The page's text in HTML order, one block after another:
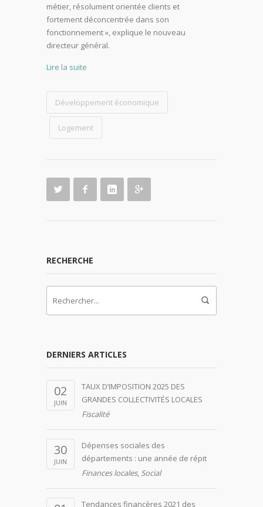
métier, résolument orientée clients et
fortement déconcentrée dans son
fonctionnement », explique le nouveau
directeur général.
Lire la suite
Développement économique
Logement
RECHERCHE
DERNIERS ARTICLES
02
JUIN
TAUX D’IMPOSITION 2025 DES
GRANDES COLLECTIVITÉS LOCALES
Fiscalité
30
JUIN
Dépenses sociales des
départements : une année de répit
Finances locales, Social
Tendances financères 2021 des